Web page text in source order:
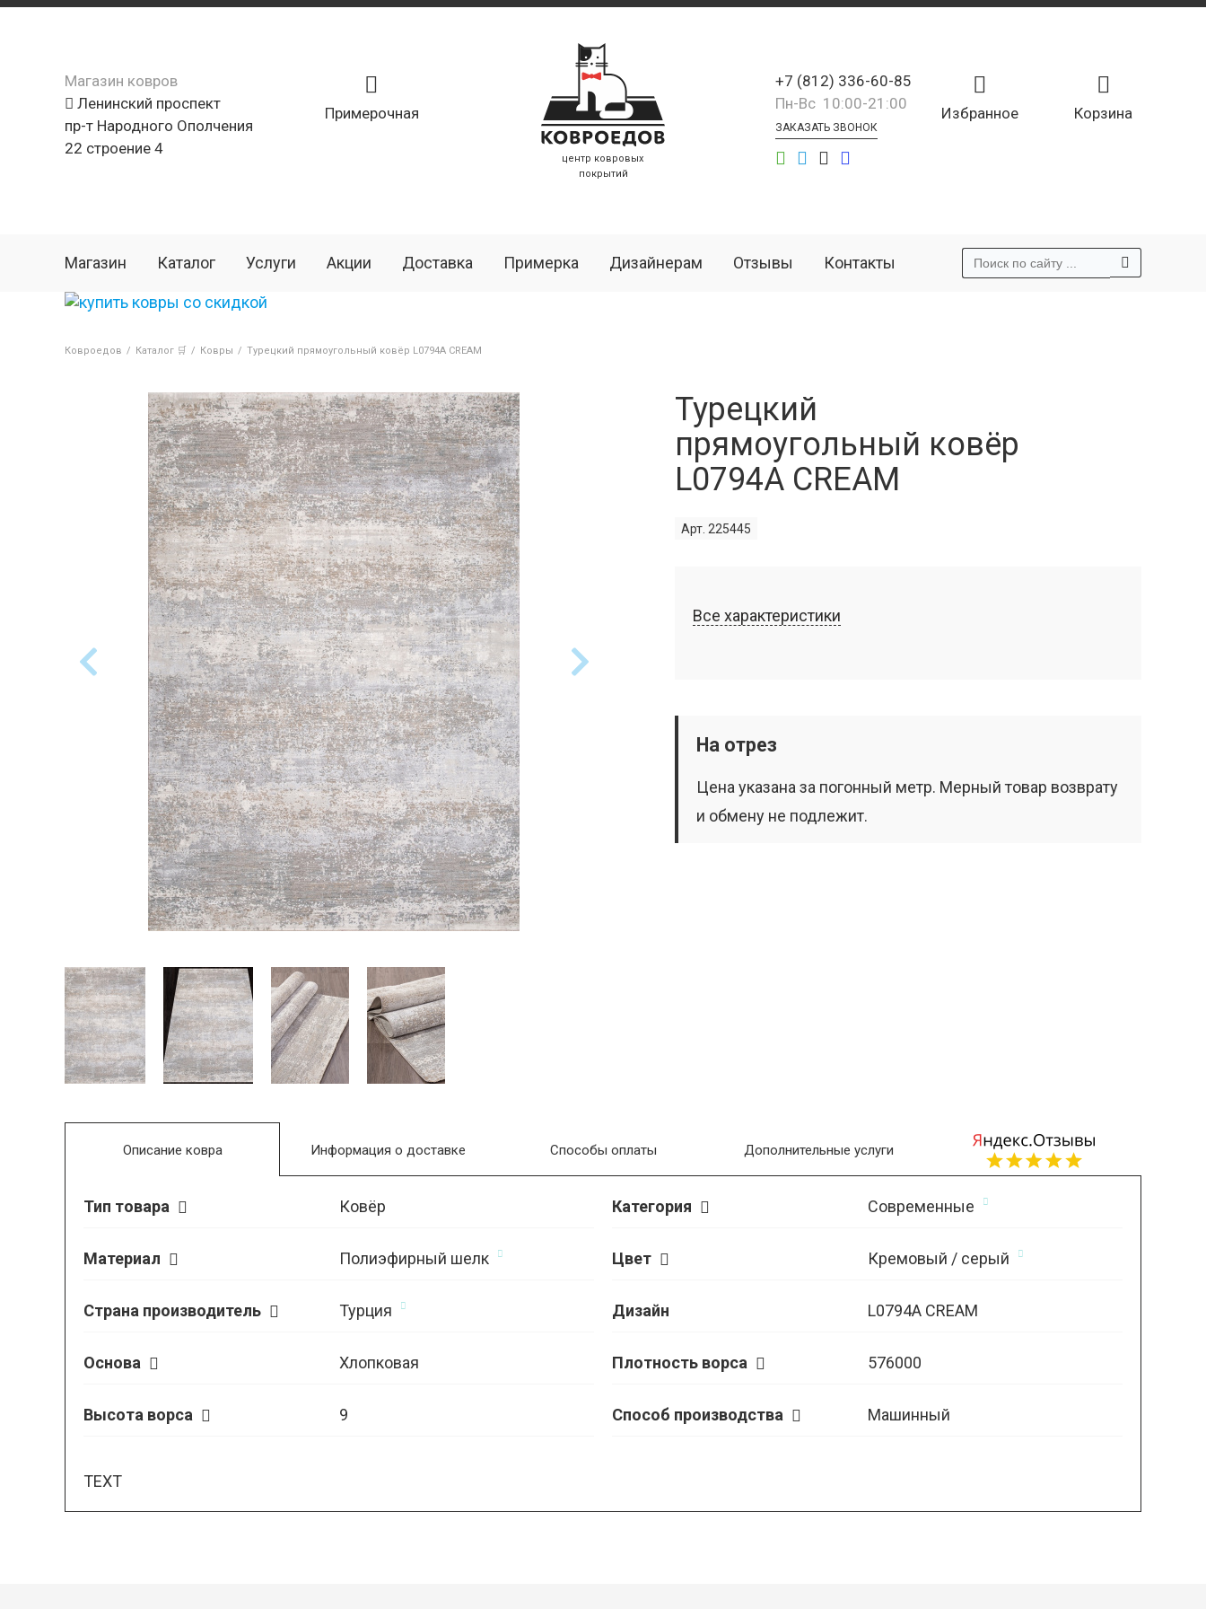
Магазин ковров
Ленинский проспект
пр-т Народного Ополчения
22 строение 4
Примерочная
центр ковровых
покрытий
Корзина
Избранное
+7 (812) 336-60-85
Пн-Вс 10:00-21:00
ЗАКАЗАТЬ ЗВОНОК
Магазин Каталог Услуги Акции Доставка Примерка Дизайнерам Отзывы Контакты
Ковроедов / Каталог 🛒 / Ковры / Турецкий прямоугольный ковёр L0794A CREAM
Турецкий
прямоугольный ковёр
L0794A CREAM
Арт. 225445
Все характеристики
На отрез
Цена указана за погонный метр. Мерный товар возврату
и обмену не подлежит.
Описание ковра
Тип товара Ковёр Категория Современные
Материал Полиэфирный шелк Цвет Кремовый / серый
Страна производитель Турция Дизайн L0794A CREAM
Основа Хлопковая Плотность ворса 576000
Высота ворса 9 Способ производства Машинный
TEXT
Информация о доставке Способы оплаты Дополнительные услуги